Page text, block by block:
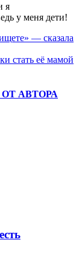
я
у меня дети!
— сказала
стать её мамой
АВТОРА